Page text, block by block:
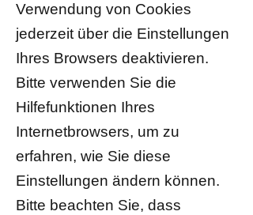
Verwendung von Cookies
jederzeit über die Einstellungen
Ihres Browsers deaktivieren.
Bitte verwenden Sie die
Hilfefunktionen Ihres
Internetbrowsers, um zu
erfahren, wie Sie diese
Einstellungen ändern können.
Bitte beachten Sie, dass